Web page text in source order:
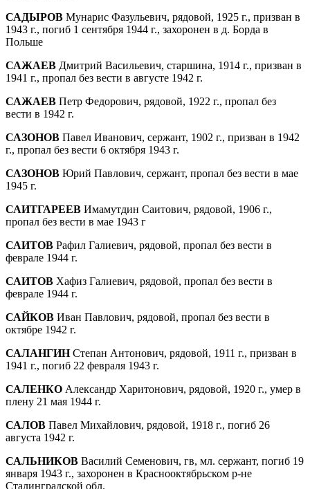
САДЫРОВ Мунарис Фазульевич, рядовой, 1925 г., призван в
1943 г., погиб 1 сентября 1944 г., захоронен в д. Борда в
Польше
САЖАЕВ Дмитрий Васильевич, старшина, 1914 г., призван в
1941 г., пропал без вести в августе 1942 г.
САЖАЕВ Петр Федорович, рядовой, 1922 г., пропал без
вести в 1942 г.
САЗОНОВ Павел Иванович, сержант, 1902 г., призван в 1942
г., пропал без вести 6 ок­тября 1943 г.
САЗОНОВ Юрий Павлович, сержант, пропал без вести в мае
1945 г.
САИТГАРЕЕВ Имамутдин Саитович, рядовой, 1906 г.,
пропал без вести в мае 1943 г
САИТОВ Рафил Галиевич, рядовой, пропал без вести в
феврале 1944 г.
САИТОВ Хафиз Галиевич, рядовой, пропал без вести в
феврале 1944 г.
САЙКОВ Иван Павлович, рядовой, пропал без вести в
октябре 1942 г.
САЛАНГИНСтепан Антонович, рядовой, 1911 г., призван в
1941 г., погиб 22 февраля 1943 г.
САЛЕНКО Александр Харитонович, рядовой, 1920 г., умер в
плену 21 мая 1944 г.
САЛОВ Павел Михайлович, рядовой, 1918 г., погиб 26
августа 1942 г.
САЛЬНИКОВ Василий Семенович, гв, мл. сер­жант, погиб 19
января 1943 г., захоронен в Краснооктябрьском р-не
Сталинградской обл.